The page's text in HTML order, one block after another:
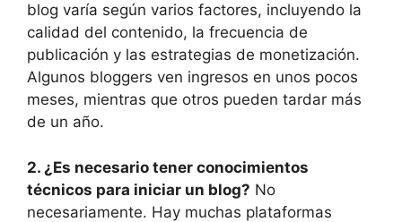
blog varía según varios factores, incluyendo la
calidad del contenido, la frecuencia de
publicación y las estrategias de monetización.
Algunos bloggers ven ingresos en unos pocos
meses, mientras que otros pueden tardar más
de un año.
2. ¿Es necesario tener conocimientos
técnicos para iniciar un blog? No
necesariamente. Hay muchas plataformas